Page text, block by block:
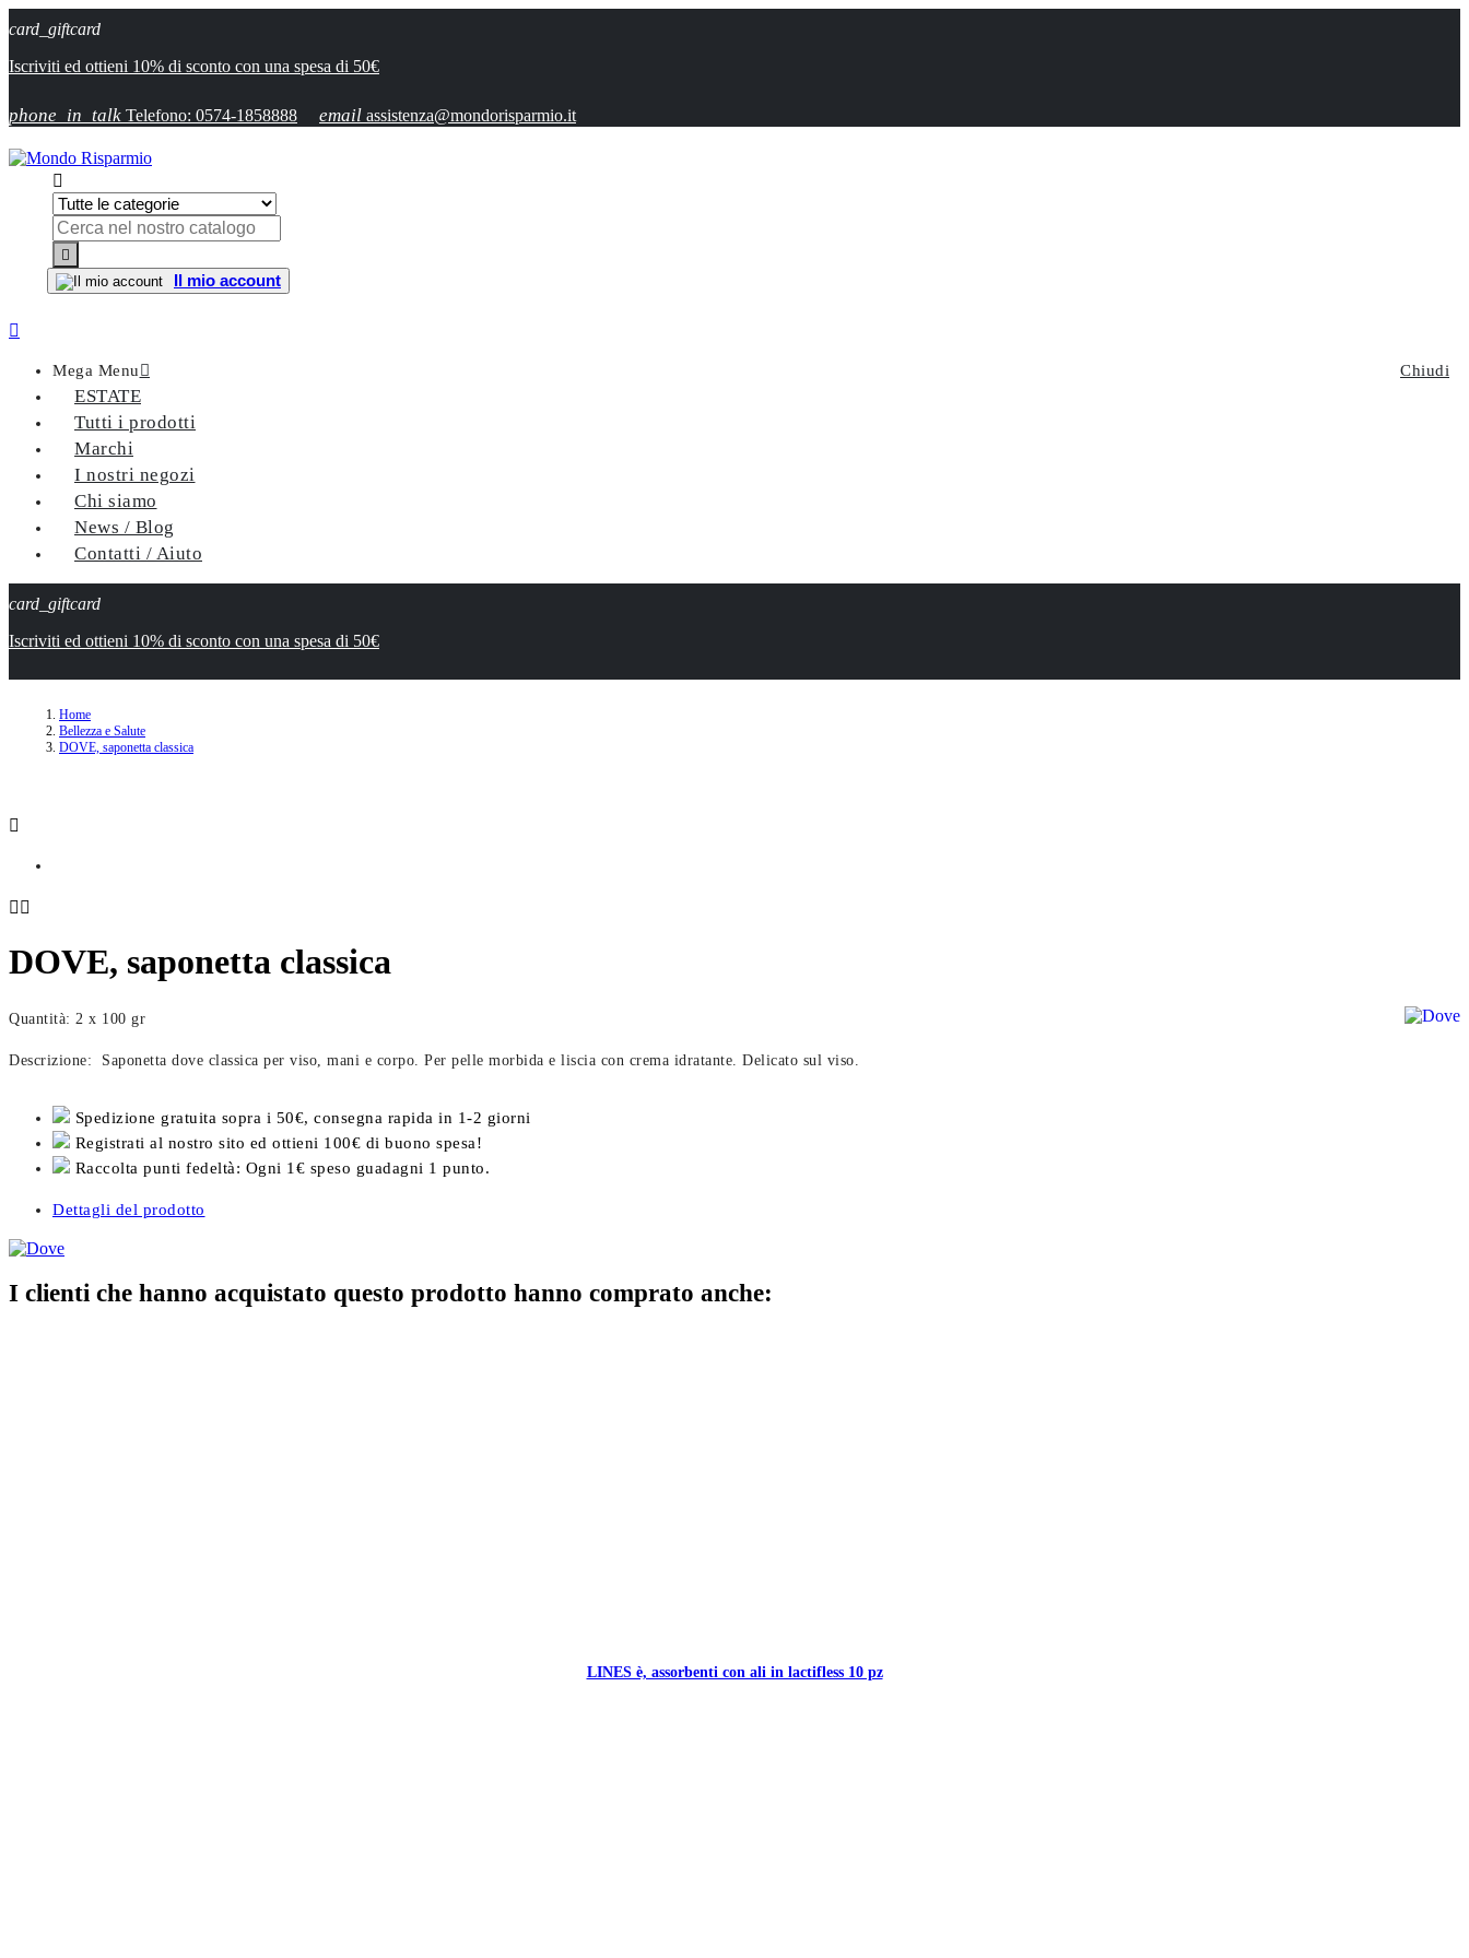
card_giftcard
Iscriviti ed ottieni 10% di sconto con una spesa di 50€
phone_in_talk Telefono: 0574-1858888 email assistenza@mondorisparmio.it


Il mio account

Chiudi
Mega Menu 
ESTATE
Tutti i prodotti
Marchi
I nostri negozi
Chi siamo
News / Blog
Contatti / Aiuto
card_giftcard
Iscriviti ed ottieni 10% di sconto con una spesa di 50€
Home
Bellezza e Salute
DOVE, saponetta classica

 
DOVE, saponetta classica
Quantità: 2 x 100 gr
Descrizione: Saponetta dove classica per viso, mani e corpo. Per pelle morbida e liscia con crema idratante. Delicato sul viso.
Spedizione gratuita sopra i 50€, consegna rapida in 1-2 giorni
Registrati al nostro sito ed ottieni 100€ di buono spesa!
Raccolta punti fedeltà: Ogni 1€ speso guadagni 1 punto.
Dettagli del prodotto
I clienti che hanno acquistato questo prodotto hanno comprato anche:
LINES è, assorbenti con ali in lactifless 10 pz